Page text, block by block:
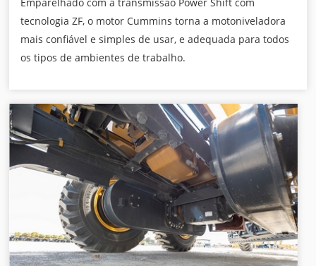
tecnologia ZF, o motor Cummins torna a motoniveladora
mais confiável e simples de usar, e adequada para todos
os tipos de ambientes de trabalho.